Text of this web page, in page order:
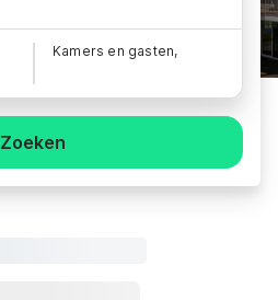
Kamers en gasten,
Zoeken